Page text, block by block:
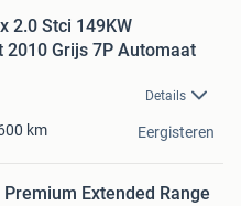
2.0 Stci 149KW
2010 Grijs 7P Automaat
Details
km Eergisteren
Premium Extended Range